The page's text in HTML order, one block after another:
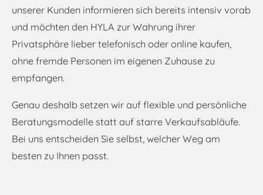
unserer Kunden informieren sich bereits intensiv vorab
und möchten den HYLA zur Wahrung ihrer
Privatsphäre lieber telefonisch oder online kaufen,
ohne fremde Personen im eigenen Zuhause zu
empfangen.
Genau deshalb setzen wir auf flexible und persönliche
Beratungsmodelle statt auf starre Verkaufsabläufe.
Bei uns entscheiden Sie selbst, welcher Weg am
besten zu Ihnen passt.